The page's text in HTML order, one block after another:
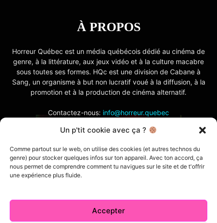
Un p'tit cookie avec ça ?
Comme partout sur le web, on utilise des cookies (et autres technos du
genre) pour stocker quelques infos sur ton appareil. Avec ton accord, ça
nous permet de comprendre comment tu navigues sur le site et de t'offrir
une expérience plus fluide.
Accepter
À PROPOS
Horreur Québec est un média québécois dédié au cinéma de
genre, à la littérature, aux jeux vidéo et à la culture macabre
sous toutes ses formes. HQc est une division de Cabane à
Sang, un organisme à but non lucratif voué à la diffusion, à la
promotion et à la production de cinéma alternatif.
Contactez-nous: info@horreur.quebec
SUIVEZ NOUS